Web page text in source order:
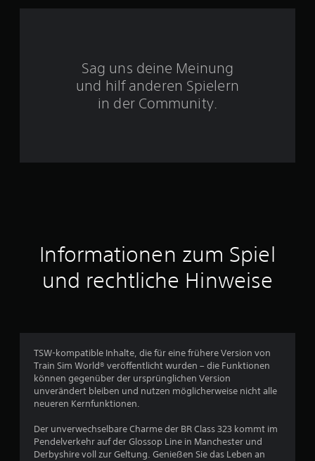
S
n
s
5
e
r
Sag uns deine Meinung
und hilf anderen Spielern
in der Community.
Informationen zum Spiel
und rechtliche Hinweise
TSW-kompatible Inhalte, die für eine frühere Version von
Train Sim World® veröffentlicht wurden – die Funktionen
können gegenüber der ursprünglichen Version
unverändert bleiben und nutzen möglicherweise nicht alle
neueren Kernfunktionen.
Der unverwechselbare Charme der BR Class 323 kommt im
Pendelverkehr auf der Glossop Line in Manchester und
Derbyshire voll zur Geltung. Genießen Sie das Leben an